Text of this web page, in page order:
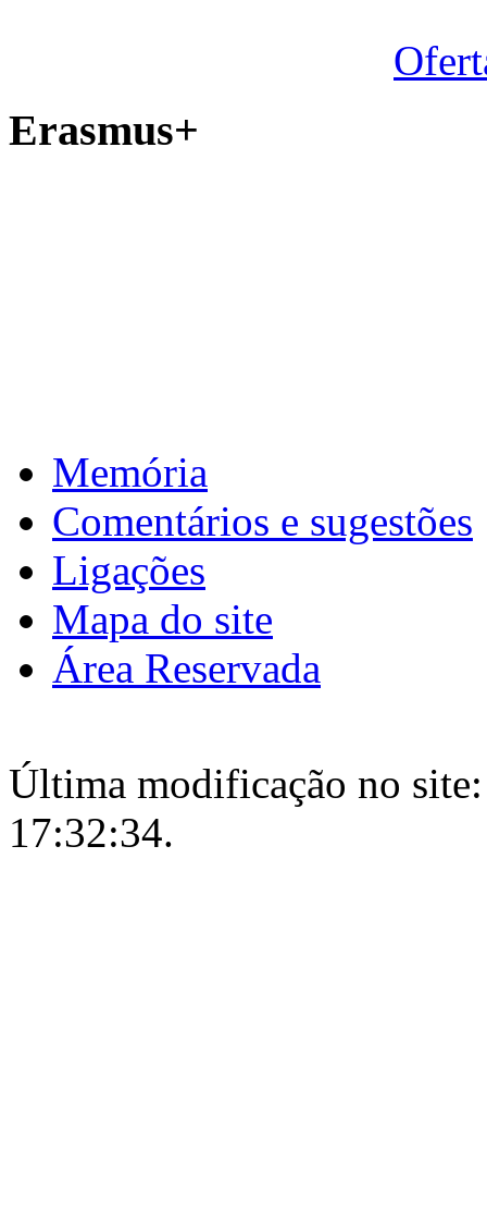
Erasmus+
Memória
Comentários e sugestões
Ligações
Mapa do site
Área Reservada
Última modificação no
17:32:34.